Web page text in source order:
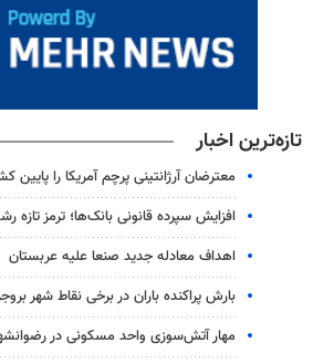
تازه‌ترین اخبار
معترضان آرژانتینی پرچم آمریکا را پایین
افزایش سپرده قانونی بانک‌ها؛ ترمز تازه
اهداف معادله جدید صنعا علیه عربستان
بارش پراکنده باران در برخی نقاط شهر
مهار آتش‌سوزی واحد مسکونی در